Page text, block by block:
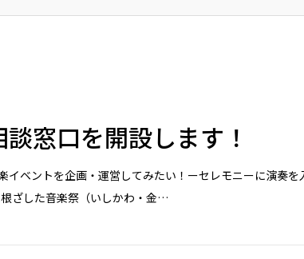
窓口を開設します！
イベントを企画・運営してみたい！ーセレモニーに演奏を
ざした音楽祭（いしかわ・金…